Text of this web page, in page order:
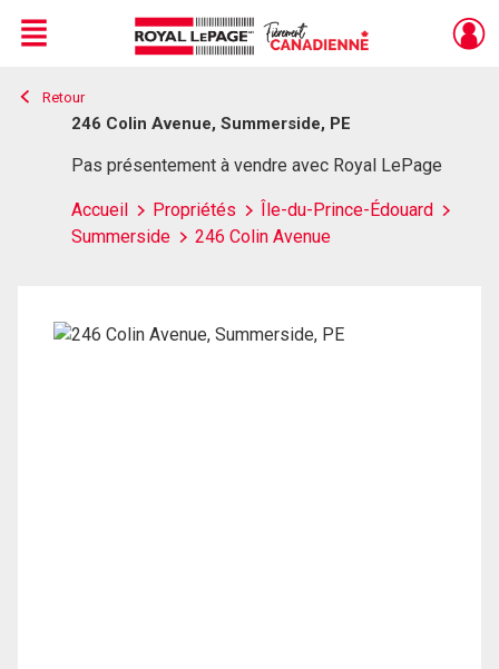
Live
En Direct
Menu
Retour
246 Colin Avenue, Summerside, PE
Pas présentement à vendre avec Royal LePage
Accueil Propriétés
Île-du-Prince-Édouard
Summerside
246 Colin Avenue